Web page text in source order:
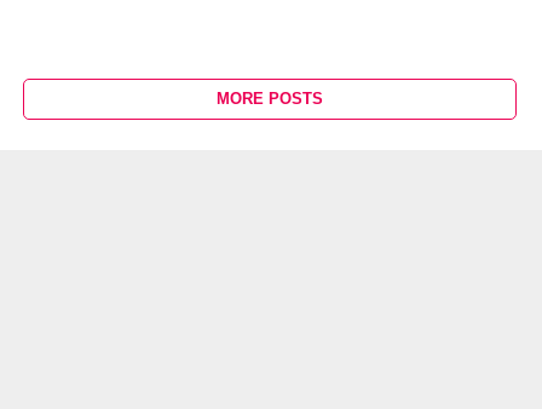
MORE POSTS